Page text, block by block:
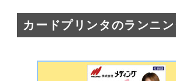
カードプリンタのランニ